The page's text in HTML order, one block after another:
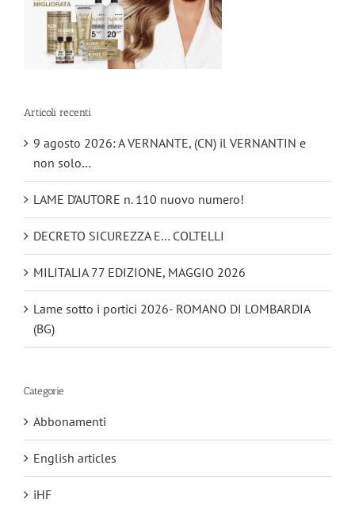
Articoli recenti
9 agosto 2026: A VERNANTE, (CN) il VERNANTIN e
non solo…
LAME D’AUTORE n. 110 nuovo numero!
DECRETO SICUREZZA E… COLTELLI
MILITALIA 77 EDIZIONE, MAGGIO 2026
Lame sotto i portici 2026- ROMANO DI LOMBARDIA
(BG)
Categorie
Abbonamenti
English articles
iHF